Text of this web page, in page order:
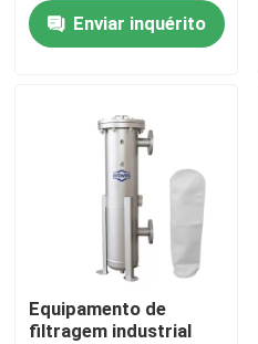
Controle da qualidade
Contacte-nos
Peça umas citações
Filtração industrial da água
filtro industrial de HEPA
Enviar inquérito
Equipamento de
filtragem industrial